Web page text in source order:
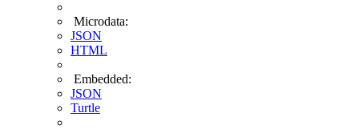
Microdata:
JSON
HTML
Embedded:
JSON
Turtle